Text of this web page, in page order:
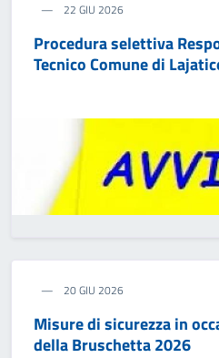
22 GIU 2026
Procedura selettiva
Tecnico Comune di
20 GIU 2026
Misure di sicurezza in
della Bruschetta 2026